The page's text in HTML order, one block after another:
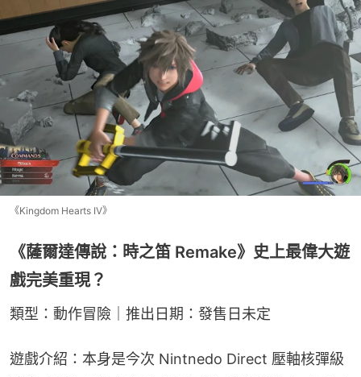
《Kingdom Hearts IV》
《薩爾達傳說：時之笛 Remake》史上最偉大遊
戲完美重現？
類型：動作冒險｜推出日期：發售日未定
遊戲介紹：本身是今次 Nintnedo Direct 壓軸核彈級